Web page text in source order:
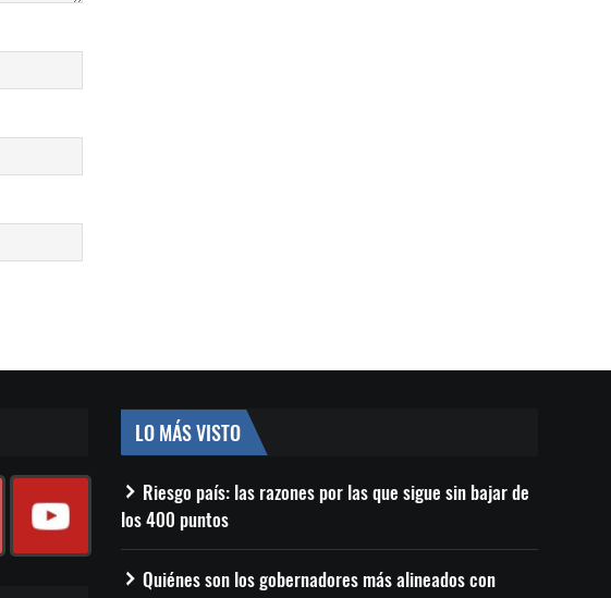
LO MÁS VISTO
Riesgo país: las razones por las que sigue sin bajar de
los 400 puntos
Quiénes son los gobernadores más alineados con